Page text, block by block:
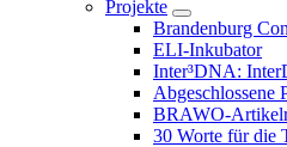
Projekte
Brandenburg
ELI-Inkubator
Inter³DNA:
Abgeschlossene
BRAWO-
30 Worte für die